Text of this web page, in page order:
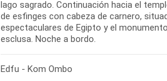
lago sagrado. Continuación hacia el
de esfinges con cabeza de carnero,
espectaculares de Egipto y el
esclusa. Noche a bordo.
Edfu - Kom Ombo